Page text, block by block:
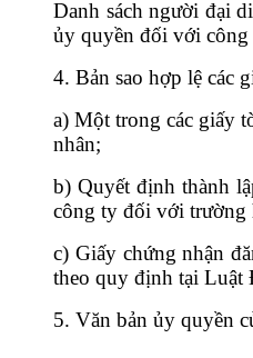
Danh sách người đại
ủy quyền đối với công
4. Bản sao hợp lệ các
a)Một trong các giấy
nhân;
b)Quyết định thành
công ty đối với trường
c) Giấy chứng nhận
theo quy định tại Luật
5. Văn bản ủy quyền